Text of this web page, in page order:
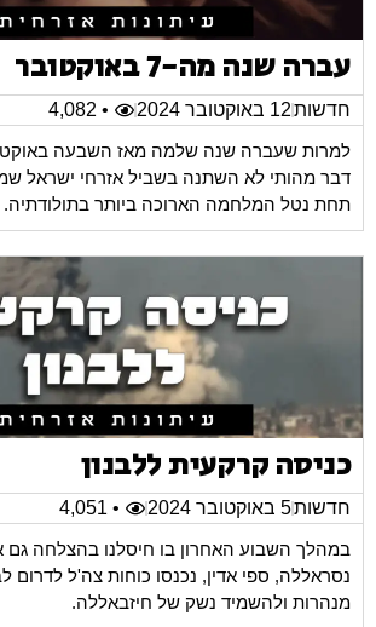
עברה שנה מה-7 באוקטובר
חדשות12 באוקטובר 2024
• 4,082
דבר מהותי לא השתנה בשביל אזרחי ישראל
תחת נטל המלחמה הארוכה ביותר בתולודתיה.
כניסה קרקעית ללבנון
חדשות5 באוקטובר 2024
• 4,051
במהלך השבוע האחרון בו חיסלנו בהצלחה גם
נסראללה, ספי אדין, נכנסו כוחות צה'ל לדרום
מנהרות ולהשמיד נשק של חיזבאללה.